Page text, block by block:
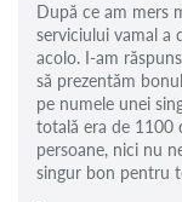
După ce am mers
serviciului vamal a
acolo. I-am
să prezentăm
pe numele unei
totală era de 1100
persoane, nici nu
singur bon pentru